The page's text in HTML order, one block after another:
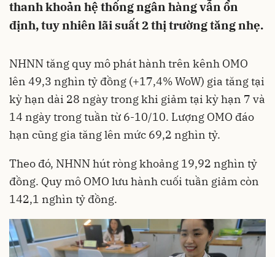
thanh khoản hệ thống ngân hàng vẫn ổn
định, tuy nhiên lãi suất 2 thị trường tăng nhẹ.
NHNN tăng quy mô phát hành trên kênh OMO
lên 49,3 nghìn tỷ đồng (+17,4% WoW) gia tăng tại
kỳ hạn dài 28 ngày trong khi giảm tại kỳ hạn 7 và
14 ngày trong tuần từ 6-10/10. Lượng OMO đáo
hạn cũng gia tăng lên mức 69,2 nghìn tỷ.
Theo đó, NHNN hút ròng khoảng 19,92 nghìn tỷ
đồng. Quy mô OMO lưu hành cuối tuần giảm còn
142,1 nghìn tỷ đồng.
Hủy